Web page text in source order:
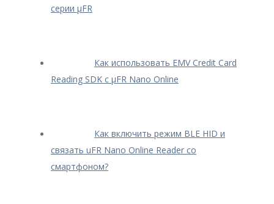
серии μFR
Как использовать EMV Credit Card
Reading SDK с μFR Nano Online
Как включить режим BLE HID и
связать uFR Nano Online Reader со
смартфоном?